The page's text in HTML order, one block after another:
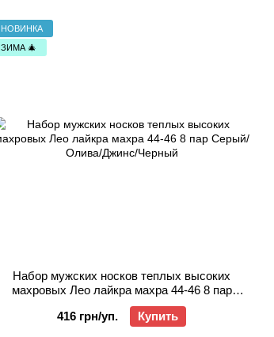
НОВИНКА
ЗИМА 🎄
Набор мужских носков теплых высоких
махровых Лео лайкра махра 44-46 8 пар
Серый/Олива/Джинс/Черный
416 грн/уп.
Купить